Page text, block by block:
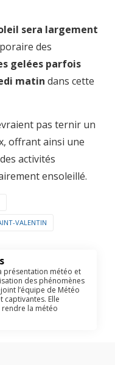
sera largement
des
gelées parfois
matin dans cette
pas ternir un
offrant ainsi une
activités
ensoleillé.
VALENTIN
présentation météo et
des phénomènes
l’équipe de Météo
captivantes. Elle
la météo